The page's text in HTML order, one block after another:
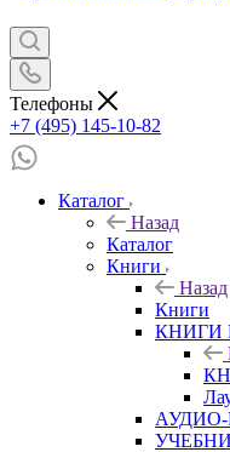
Телефоны
+7 (495) 145-10-82
Каталог
Назад
Каталог
Книги
Назад
Книги
КНИГИ